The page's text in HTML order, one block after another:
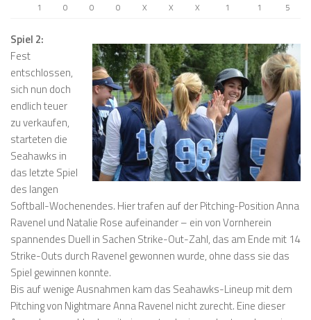
1
0 0 0 X X X 1 1 5
Spiel 2:
Fest
entschlossen,
sich nun doch
endlich teuer
zu verkaufen,
starteten die
Seahawks in
das letzte Spiel
des langen
Softball-Wochenendes. Hier trafen auf der Pitching-Position Anna
Ravenel und Natalie Rose aufeinander – ein von Vornherein
spannendes Duell in Sachen Strike-Out-Zahl, das am Ende mit 14
Strike-Outs durch Ravenel gewonnen wurde, ohne dass sie das
Spiel gewinnen konnte.
Bis auf wenige Ausnahmen kam das Seahawks-Lineup mit dem
Pitching von Nightmare Anna Ravenel nicht zurecht. Eine dieser